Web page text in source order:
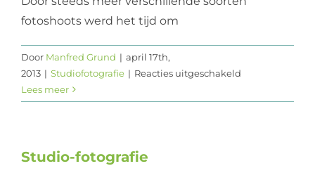
fotoshoots werd het tijd om
Door Manfred Grund | april 17th,
2013 | Studiofotografie | Reacties uitgeschakeld
pagina:
Lees meer
Studio-fotografie